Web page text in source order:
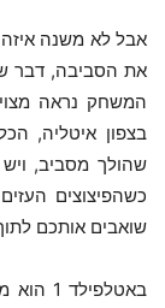
אבל לא משנה
את הסביבה, דבר
המשחק נראה
בצפון איטליה,
שהולך מסביב,
כשהפיצוצים
שואבים אותכם